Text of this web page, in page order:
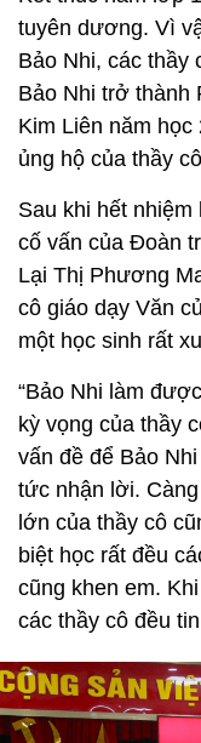
tuyên dương. Vì
Bảo Nhi, các thầy
Bảo Nhi trở
Kim Liên năm
ủng hộ của thầy
Sau khi hết
cố vấn của Đoàn
Lại Thị Phương
cô giáo dạy Văn
một học sinh rất
“Bảo Nhi làm
kỳ vọng của thầy
vấn đề để Bảo
tức nhận lời.
lớn của thầy cô
biệt học rất đều
cũng khen em.
các thầy cô đều